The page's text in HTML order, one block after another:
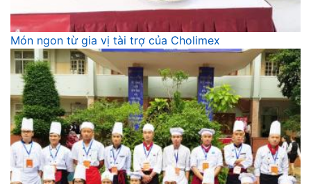
Món ngon từ gia vị tài trợ của Cholimex